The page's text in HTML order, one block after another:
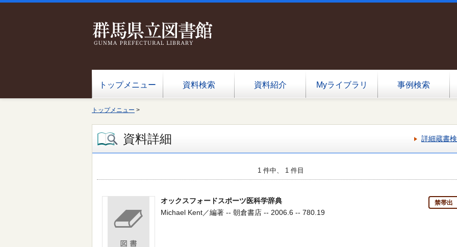
トップメニュー 資料検索 資料紹介 Myライブラリ 事例検索
トップメニュー >
資料詳細 詳細蔵書
1 件中、 1 件目
オックスフォードスポーツ医科学辞典 禁帯出
Michael Kent／編著 -- 朝倉書店 -- 2006.6 -- 780.19